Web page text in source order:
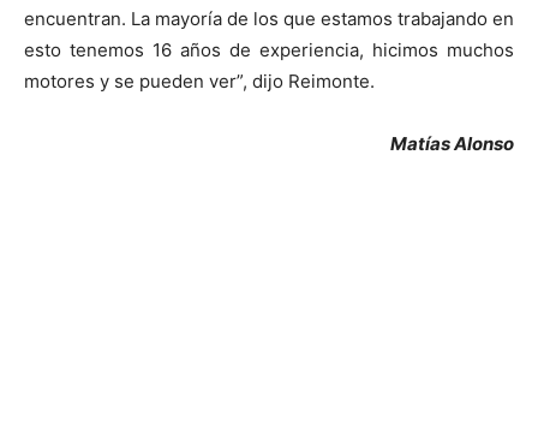
encuentran. La mayoría de los que estamos trabajando en
esto tenemos 16 años de experiencia, hicimos muchos
motores y se pueden ver”, dijo Reimonte.
Matías Alonso